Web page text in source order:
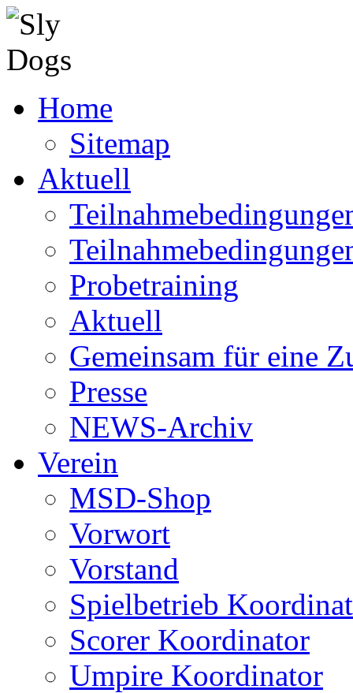
Home
Sitemap
Aktuell
Probetraining
Aktuell
Gemeinsam für eine
Presse
NEWS-Archiv
Verein
MSD-Shop
Vorwort
Vorstand
Spielbetrieb
Scorer Koordinator
Umpire Koordinator